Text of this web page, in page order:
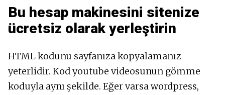
Bu hesap makinesini sitenize
ücretsiz olarak yerleştirin
HTML kodunu sayfanıza kopyalamanız
yeterlidir. Kod youtube videosunun gömme
koduyla aynı şekilde. Eğer varsa wordpress,